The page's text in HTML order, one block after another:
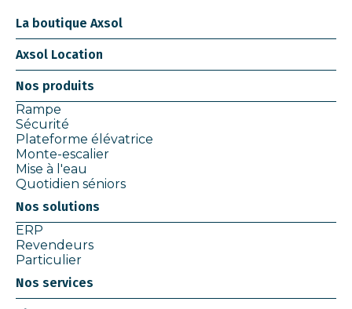
La boutique Axsol
Axsol Location
Nos produits
Rampe
Sécurité
Plateforme élévatrice
Monte-escalier
Mise à l'eau
Quotidien séniors
Nos solutions
ERP
Revendeurs
Particulier
Nos services